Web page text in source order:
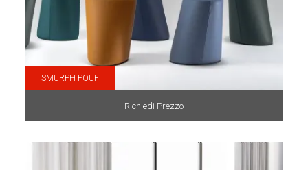
SMURPH POUF
Richiedi Prezzo